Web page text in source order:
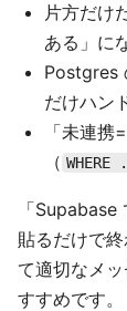
片方だけ
ある」に
Postgres
だけハン
「未連
（
「
貼るだけで
て適切なメ
すすめです。